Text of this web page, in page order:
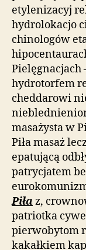
etylenizacyj
hydrolokacjo
chinologów
hydrotorfem
cheddarowi
masażysta w
Piła masaż
epatującą
patrycjatem
Piła z,
patriotka
pierwobytom
kakałkiem